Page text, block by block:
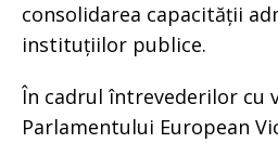
consolidarea capacității
instituțiilor publice.
În cadrul întrevederilor cu
Parlamentului European